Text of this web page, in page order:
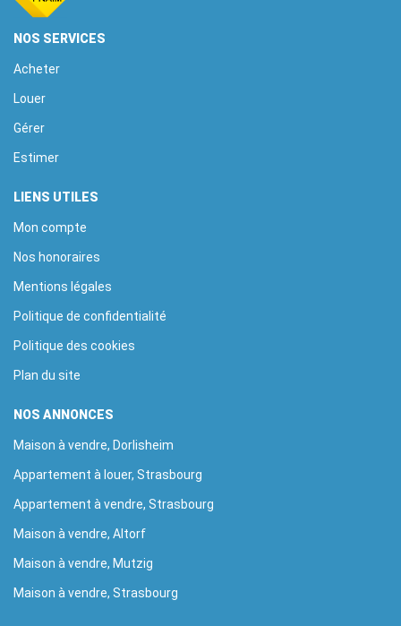
NOS SERVICES
Acheter
Louer
Gérer
Estimer
LIENS UTILES
Mon compte
Nos honoraires
Mentions légales
Politique de confidentialité
Politique des cookies
Plan du site
NOS ANNONCES
Maison à vendre, Dorlisheim
Appartement à louer, Strasbourg
Appartement à vendre, Strasbourg
Maison à vendre, Altorf
Maison à vendre, Mutzig
Maison à vendre, Strasbourg